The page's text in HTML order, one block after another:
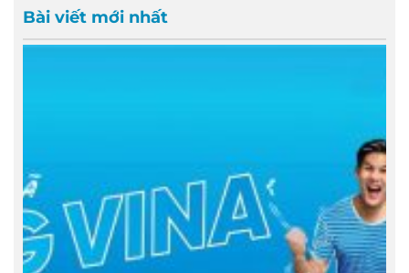
Bài viết mới nhất